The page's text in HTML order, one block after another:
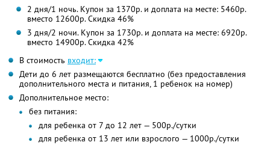
2 дня/1 ночь. Купон за 1370р. и доплата на месте: 5460р.
вместо 12600р. Скидка 46%
3 дня/2 ночи. Купон за 1730р. и доплата на месте: 6920р.
вместо 14900р. Скидка 42%
В стоимость входит:
Дети до 6 лет размещаются бесплатно (без предоставления
дополнительного места и питания, 1 ребенок на номер)
Дополнительное место:
без питания:
для ребенка от 7 до 12 лет — 500р./сутки
для ребенка от 13 лет или взрослого — 1000р./сутки